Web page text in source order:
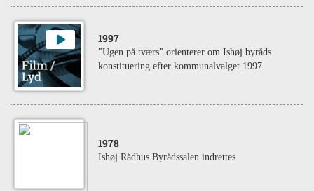
1997
"Ugen på tværs" orienterer om Ishøj byråds
konstituering efter kommunalvalget 1997.
1978
Ishøj Rådhus Byrådssalen indrettes